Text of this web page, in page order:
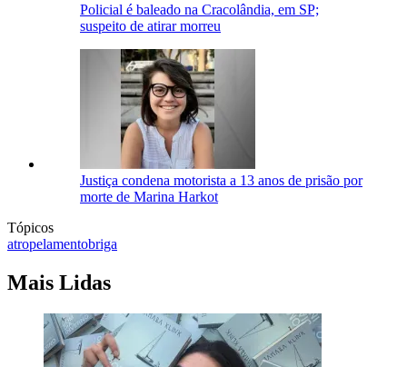
Policial é baleado na Cracolândia, em SP;
suspeito de atirar morreu
Justiça condena motorista a 13 anos de prisão por
morte de Marina Harkot
Tópicos
atropelamentobriga
Mais Lidas